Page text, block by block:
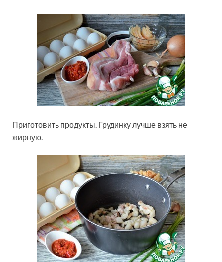
Приготовить продукты. Грудинку лучше взять не
жирную.